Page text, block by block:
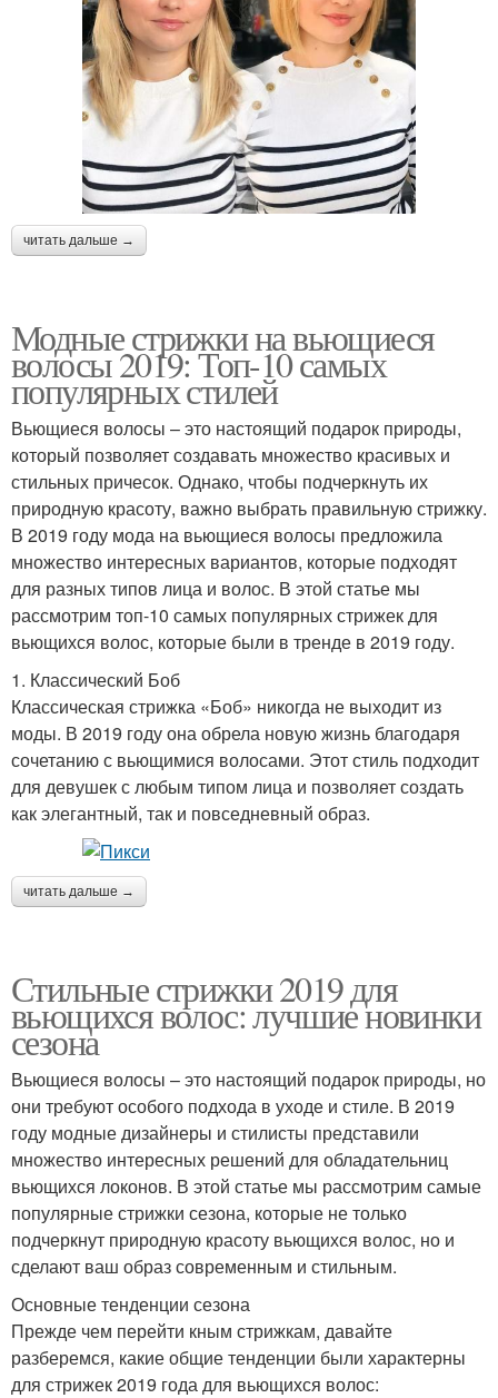
читать дальше →
Модные стрижки на вьющиеся
волосы 2019: Топ-10 самых
популярных стилей
Вьющиеся волосы – это настоящий подарок природы,
который позволяет создавать множество красивых и
стильных причесок. Однако, чтобы подчеркнуть их
природную красоту, важно выбрать правильную стрижку.
В 2019 году мода на вьющиеся волосы предложила
множество интересных вариантов, которые подходят
для разных типов лица и волос. В этой статье мы
рассмотрим топ-10 самых популярных стрижек для
вьющихся волос, которые были в тренде в 2019 году.
1. Классический Боб
Классическая стрижка «Боб» никогда не выходит из
моды. В 2019 году она обрела новую жизнь благодаря
сочетанию с вьющимися волосами. Этот стиль подходит
для девушек с любым типом лица и позволяет создать
как элегантный, так и повседневный образ.
читать дальше →
Стильные стрижки 2019 для
вьющихся волос: лучшие новинки
сезона
Вьющиеся волосы – это настоящий подарок природы, но
они требуют особого подхода в уходе и стиле. В 2019
году модные дизайнеры и стилисты представили
множество интересных решений для обладательниц
вьющихся локонов. В этой статье мы рассмотрим самые
популярные стрижки сезона, которые не только
подчеркнут природную красоту вьющихся волос, но и
сделают ваш образ современным и стильным.
Основные тенденции сезона
Прежде чем перейти кным стрижкам, давайте
разберемся, какие общие тенденции были характерны
для стрижек 2019 года для вьющихся волос: